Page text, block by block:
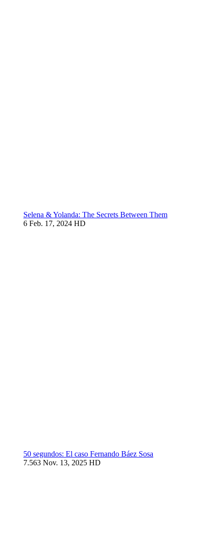
Selena & Yolanda: The Secrets Between Them
6 Feb. 17, 2024 HD
50 segundos: El caso Fernando Báez Sosa
7.563 Nov. 13, 2025 HD